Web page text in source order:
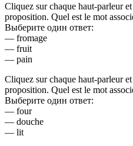
Cliquez sur chaque haut-parleur
proposition. Quel est le mot
Выберите один ответ:
— fromage
— fruit
— pain
Cliquez sur chaque haut-parleur
proposition. Quel est le mot
Выберите один ответ:
— four
— douche
— lit